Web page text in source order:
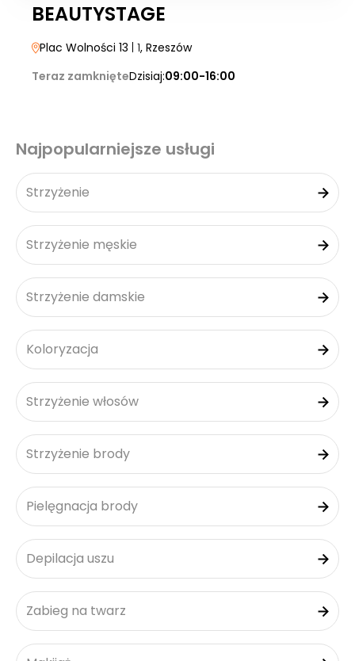
BEAUTYSTAGE
Plac Wolności 13 | 1, Rzeszów
Teraz zamknięteDzisiaj:09:00-16:00
Najpopularniejsze usługi
Strzyżenie
Strzyżenie męskie
Strzyżenie damskie
Koloryzacja
Strzyżenie włosów
Strzyżenie brody
Pielęgnacja brody
Depilacja uszu
Zabieg na twarz